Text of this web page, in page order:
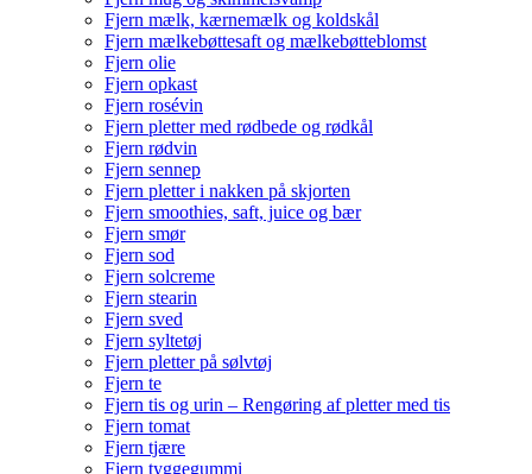
Fjern mælk, kærnemælk og koldskål
Fjern mælkebøttesaft og mælkebøtteblomst
Fjern olie
Fjern opkast
Fjern rosévin
Fjern pletter med rødbede og rødkål
Fjern rødvin
Fjern sennep
Fjern pletter i nakken på skjorten
Fjern smoothies, saft, juice og bær
Fjern smør
Fjern sod
Fjern solcreme
Fjern stearin
Fjern sved
Fjern syltetøj
Fjern pletter på sølvtøj
Fjern te
Fjern tis og urin – Rengøring af pletter med tis
Fjern tomat
Fjern tjære
Fjern tyggegummi